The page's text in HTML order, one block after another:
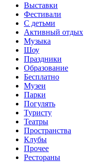
Выставки
Фестивали
С детьми
Активный отдых
Музыка
Шоу
Праздники
Образование
Бесплатно
Музеи
Парки
Погулять
Туристу
Театры
Пространства
Клубы
Прочее
Рестораны